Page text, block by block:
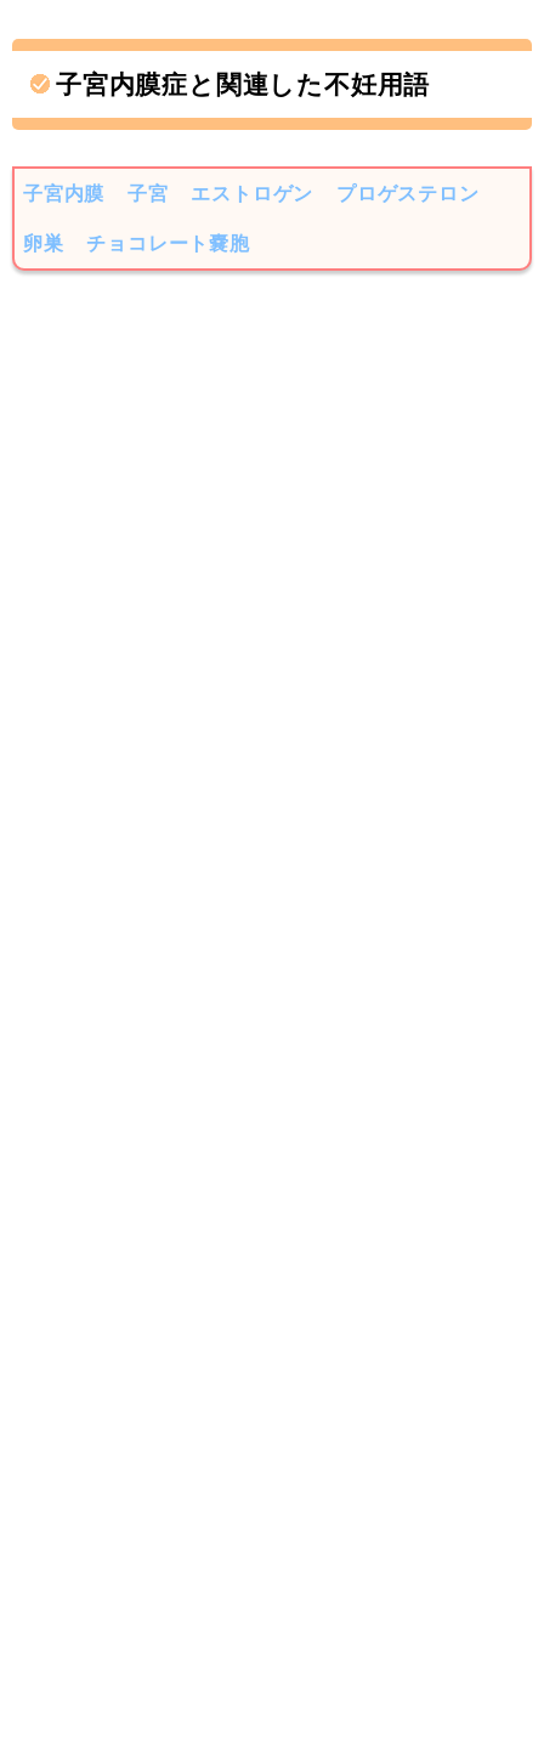
子宮内膜症と関連した不妊用語
子宮内膜 子宮 エストロゲン
プロゲステロン
卵巣
チョコレート嚢胞